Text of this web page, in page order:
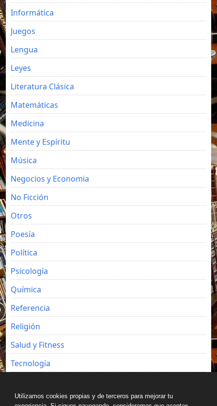
Informática
Juegos
Lengua
Leyes
Literatura Clásica
Matemáticas
Medicina
Mente y Espíritu
Música
Negocios y Economia
No Ficción
Otros
Poesía
Política
Psicología
Química
Referencia
Religión
Salud y Fitness
Tecnología
Utilizamos cookies propias y de terceros para mejorar tu